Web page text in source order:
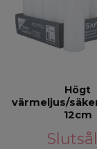
Högt
värmeljus/
12cm